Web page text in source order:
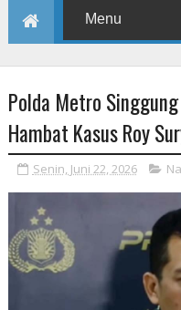
Polda Metro
Hambat Kasus Roy
Senin, Juni 22, 2026